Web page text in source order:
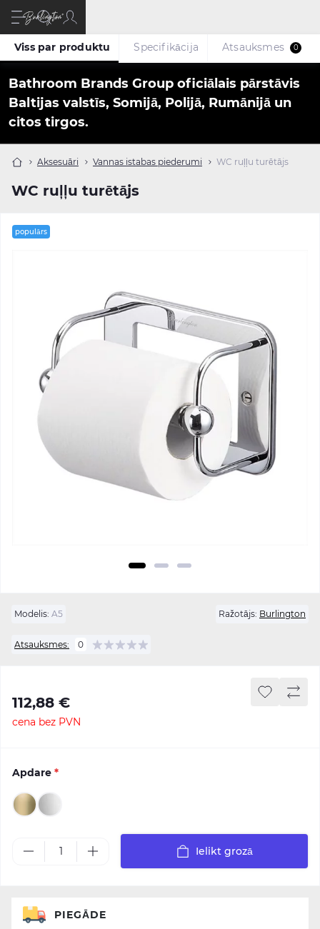
Bathroom Brands Group oficiālais pārstāvis
Baltijas valstīs, Somijā, Polijā, Rumānijā un
citos tirgos.
Aksesuāri Vannas istabas piederumi WC ruļļu turētājs
WC ruļļu turētājs
Viss par produktu Specifikācija Atsauksmes 0
populārs
Modelis: A5 Ražotājs: Burlington
Atsauksmes: 0
112,88 €
cena bez PVN
Apdare *
Ielikt grozā
PIEGĀDE